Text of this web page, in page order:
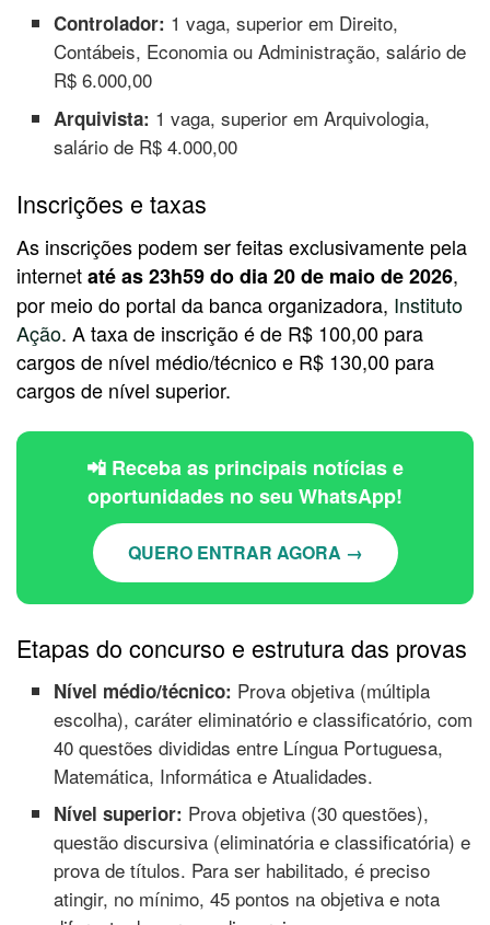
Controlador: 1 vaga, superior em Direito,
Contábeis, Economia ou Administração, salário de
R$ 6.000,00
Arquivista: 1 vaga, superior em Arquivologia,
salário de R$ 4.000,00
Inscrições e taxas
As inscrições podem ser feitas exclusivamente pela
internetaté as 23h59 do dia 20 de maio de 2026,
por meio do portal da banca organizadora, Instituto
Ação. A taxa de inscrição é de R$ 100,00 para
cargos de nível médio/técnico e R$ 130,00 para
cargos de nível superior.
📲 Receba as principais notícias e
oportunidades no seu WhatsApp!
QUERO ENTRAR AGORA →
Etapas do concurso e estrutura das provas
Nível médio/técnico: Prova objetiva (múltipla
escolha), caráter eliminatório e classificatório, com
40 questões divididas entre Língua Portuguesa,
Matemática, Informática e Atualidades.
Nível superior: Prova objetiva (30 questões),
questão discursiva (eliminatória e classificatória) e
prova de títulos. Para ser habilitado, é preciso
atingir, no mínimo, 45 pontos na objetiva e nota